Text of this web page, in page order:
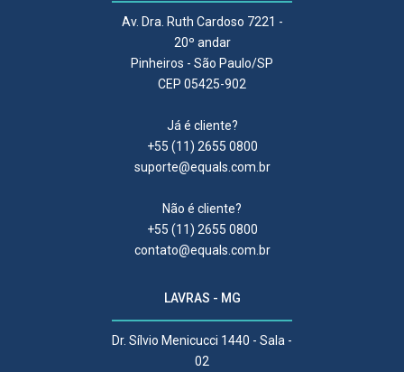
Av. Dra. Ruth Cardoso 7221 -
20º andar
Pinheiros - São Paulo/SP
CEP 05425-902
Já é cliente?
+55 (11) 2655 0800
suporte@equals.com.br
Não é cliente?
+55 (11) 2655 0800
contato@equals.com.br
LAVRAS - MG
Dr. Sílvio Menicucci 1440 - Sala -
02